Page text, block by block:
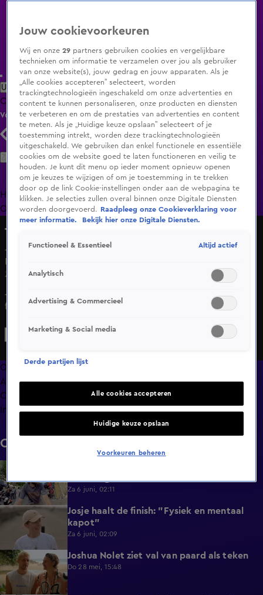
Uitzending Gemist Populaire programma's Zenders Genres
ClipsFilmsRadioSmart TV inlogShop
Volg KIJK
Zoeken
HomeUitzending Gemist Programma's De Bondgenoten
OranjezomerLivestreamsShop
The Bicycle Race
Josje's broer Coen maakt bijna een ongeluk in The Bicycle
Race
Zo 17 mei, 19:58
Josje's broer Coen maakt bijna een ongeluk tijdens hun
fietstocht door India in The Bicycle Race.
Overzicht
Afleveringen
Clips
Info
Clips
0:34
Za 6 juni, 02:11
Josje haalt de finish: "Fysiek en mentaal
kapot"
Za 6 juni, 02:09
0:28 Joshua Nolet ziet val van paard als teken
Do 28 mei, 15:48
Jouw cookievoorkeuren
Wij en onze29 partners gebruiken cookies en vergelijkbare
technieken om informatie te verzamelen over jou als gebruiker
van onze website(s), jouw gedrag en jouw apparaten. Als je
„Alle cookies accepteren” selecteert, worden
trackingtechnologieën ingeschakeld om onze advertenties en
content te kunnen personaliseren, onze producten en diensten
te verbeteren en om de prestaties van advertenties en content
te meten. Als je „Huidige keuze opslaan” selecteert of je
toestemming intrekt, worden deze trackingtechnologieën
uitgeschakeld. We gebruiken dan enkel functionele en essentiële
cookies om de website goed te laten functioneren en veilig te
houden. Je kunt dit menu op ieder moment opnieuw openen
om je keuzes te wijzigen of om je toestemming in te trekken
door op de link Cookie-instellingen onder aan de webpagina te
klikken. Je selecties zullen overal binnen onze Digitale Diensten
worden doorgevoerd.
Raadpleeg onze Cookieverklaring voor
meer informatie.
Bekijk hier onze Digitale Diensten.
Functioneel & Essentieel Altijd actief
Analytisch
Advertising & Commercieel
Marketing & Social media
Derde partijen lijst
Alle cookies accepteren
Huidige keuze opslaan
Voorkeuren beheren